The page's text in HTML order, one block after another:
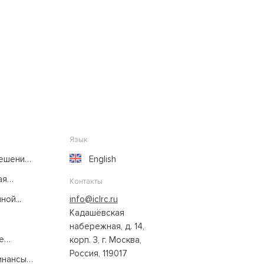
Язык
English
Контакты
info@iclrc.ru
Кадашёвская
набережная, д. 14,
корп. 3, г. Москва,
Россия, 119017